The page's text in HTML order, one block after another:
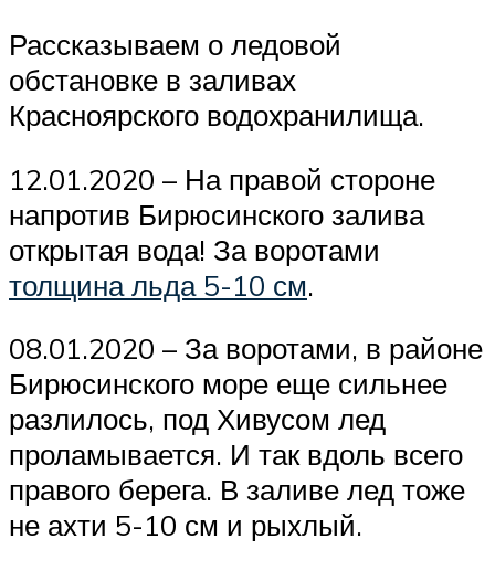
Рассказываем о ледовой
обстановке в заливах
Красноярского водохранилища.
12.01.2020 – На правой стороне
напротив Бирюсинского залива
открытая вода! За воротами
толщина льда 5-10 см.
08.01.2020 – За воротами, в районе
Бирюсинского море еще сильнее
разлилось, под Хивусом лед
проламывается. И так вдоль всего
правого берега. В заливе лед тоже
не ахти 5-10 см и рыхлый.